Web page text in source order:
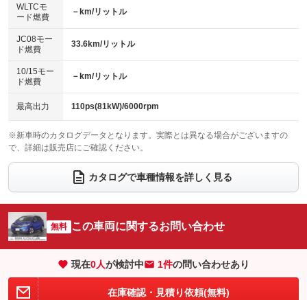
センターデフロック
：装備なし
電動格納ミラー
：装備あり
エアロ
：装備なし
：装備なし
パワーシート
ベンチシート
：装備なし
チップアップシート
：装備あり
：装備なし ：装備なし
ウォークスルー
：装備なし
電動リアゲート フロントカメラ
：装備なし
：装備なし ：装備なし
サイドカメラ
：装備なし ルーフレール
：装備なし
：装備なし
：装備なし
装備略号／用語解説
WLTCモ
ード燃費
－km/リットル
JC08モー
ド燃費
33.6km/リットル
10/15モー
ド燃費
－km/リットル
最高出力 110ps(81kW)/6000rpm
※新車時のカタログデータとなります。実際とは異なる場合がございますの
で、詳細は販売店にご確認ください。
カタログで車種情報を詳しく見る
無料 この車両に関するお問い合わせ
現在0人が検討中 1件の問い合わせあり
在庫確認・見積り依頼(無料)